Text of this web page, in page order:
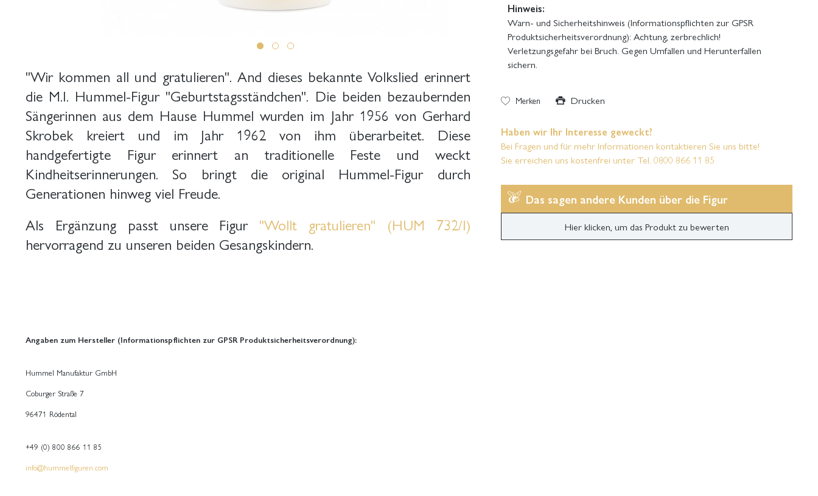
"Wir kommen all und gratulieren". And dieses bekannte Volkslied erinnert
die M.I. Hummel-Figur "Geburtstagsständchen". Die beiden bezaubernden
Sängerinnen aus dem Hause Hummel wurden im Jahr 1956 von Gerhard
Skrobek kreiert und im Jahr 1962 von ihm überarbeitet. Diese
handgefertigte Figur erinnert an traditionelle Feste und weckt
Kindheitserinnerungen. So bringt die original Hummel-Figur durch
Generationen hinweg viel Freude.
Als Ergänzung passt unsere Figur "Wollt gratulieren" (HUM 732/I)
hervorragend zu unseren beiden Gesangskindern.
Angaben zum Hersteller (Informationspflichten zur GPSR Produktsicherheitsverordnung):
Hummel Manufaktur GmbH
Coburger Straße 7
96471 Rödental
+49 (0) 800 866 11 85
info@hummelfiguren.com
Hinweis:
Warn- und Sicherheitshinweis (Informationspflichten zur GPSR
Produktsicherheitsverordnung): Achtung, zerbrechlich!
Verletzungsgefahr bei Bruch. Gegen Umfallen und Herunterfallen
sichern.
Merken Drucken
Haben wir Ihr Interesse geweckt?
Bei Fragen und für mehr Informationen kontaktieren Sie uns bitte!
Sie erreichen uns kostenfrei unter Tel. 0800 866 11 85
Das sagen andere Kunden über die Figur
Hier klicken, um das Produkt zu bewerten